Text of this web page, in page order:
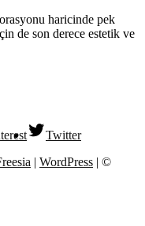
haricinde pek
de son derece estetik ve
Twitter
| WordPress | ©